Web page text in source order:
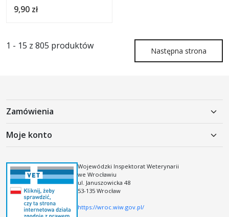
9,90 zł
1 - 15 z 805 produktów Następna strona
Zamówienia
Polityka prywatności
Koszty dostawy
Regulamin kodów i kuponów rabatowych
Moje konto
Moje konto
Rejestracja
Logowanie
Wojewódzki Inspektorat Weterynarii
we Wrocławiu
ul. Januszowicka 48
53-135 Wrocław
https://wroc.wiw.gov.pl/